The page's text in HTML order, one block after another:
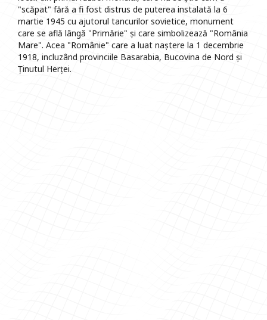
"scăpat" fără a fi fost distrus de puterea instalată la 6
martie 1945 cu ajutorul tancurilor sovietice, monument
care se află lângă "Primărie" și care simbolizează "România
Mare". Acea "Românie" care a luat naștere la 1 decembrie
1918, incluzând provinciile Basarabia, Bucovina de Nord și
Ținutul Herței.